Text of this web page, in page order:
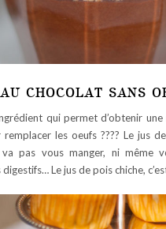
CHOCOLAT SANS
qui permet d’obtenir une
les oeufs ???? Le jus
pas vous manger, ni même
Le jus de pois chiche,